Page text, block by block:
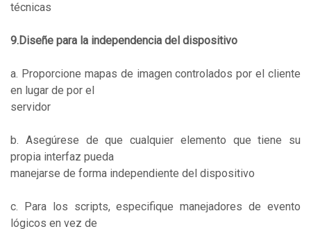
técnicas
9.Diseñe para la independencia del dispositivo
a. Proporcione mapas de imagen controlados por el cliente
en lugar de por el
servidor
b. Asegúrese de que cualquier elemento que tiene su
propia interfaz pueda
manejarse de forma independiente del dispositivo
c. Para los scripts, especifique manejadores de evento
lógicos en vez de